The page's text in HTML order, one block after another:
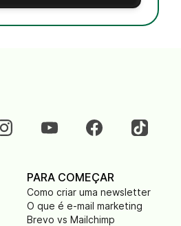
PARA COMEÇAR
Como criar uma newsletter
O que é e-mail marketing
Brevo vs Mailchimp